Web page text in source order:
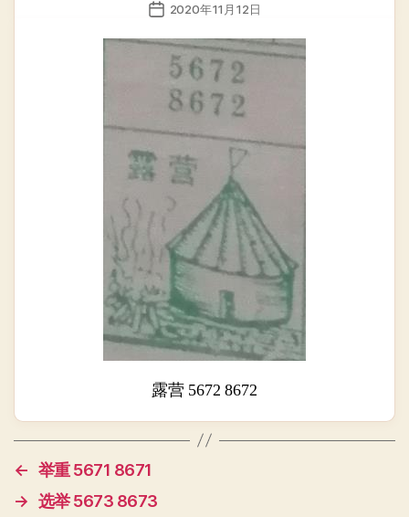
发
日
2020年11月12日
露营 5672 8672
← 举重 5671 8671
→ 选举 5673 8673